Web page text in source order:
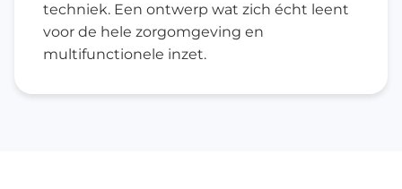
techniek. Een ontwerp wat zich écht leent
voor de hele zorgomgeving en
multifunctionele inzet.